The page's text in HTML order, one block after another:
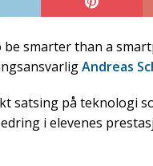
smarter than a
Andreas
satsing på teknologi
i elevenes